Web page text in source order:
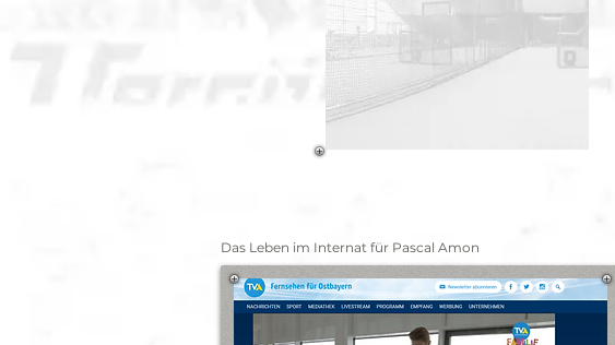
Das Leben im Internat für Pascal Amon